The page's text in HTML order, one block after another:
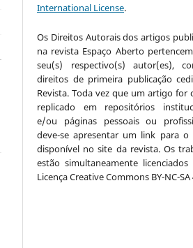
International License.
Os Direitos Autorais dos artigos
na revista Espaço Aberto
seu(s) respectivo(s) autor(es),
direitos de primeira publicação
Revista. Toda vez que um artigo for
replicado em repositórios
e/ou páginas pessoais ou
deve-se apresentar um link para o
disponível no site da revista. Os
estão simultaneamente
Licença Creative Commons BY-NC-SA